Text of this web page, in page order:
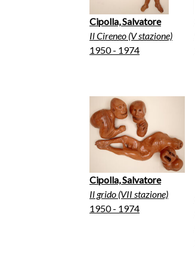
Cipolla, Salvatore
Il Cireneo (V stazione)
1950 - 1974
Cipolla, Salvatore
Il grido (VII stazione)
1950 - 1974